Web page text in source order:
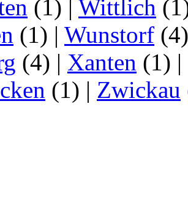
(1) | Wittlich
(1) | Wunstorf
(4) | Xanten (1) |
(1) | Zwickau